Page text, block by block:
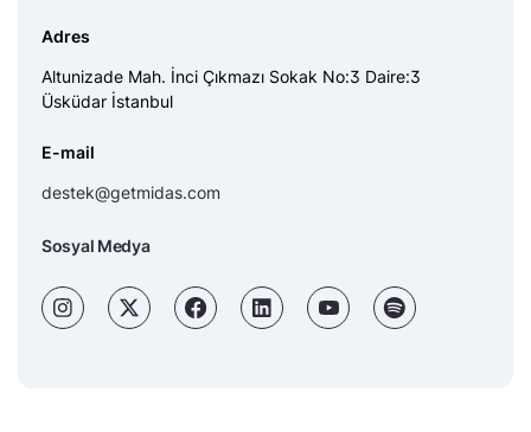
Adres
Altunizade Mah. İnci Çıkmazı Sokak No:3 Daire:3
Üsküdar İstanbul
E-mail
destek@getmidas.com
Sosyal Medya